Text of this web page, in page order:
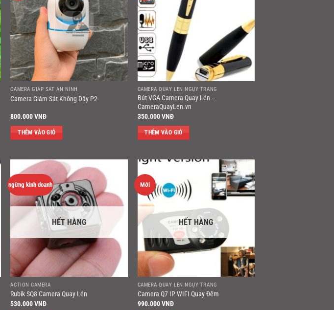
CAMERA GIÁP SÁT AN NINH
Camera Giám Sát Không Dây P2
800.000VNĐ
THÊM VÀO GIỎ
CAMERA QUAY LÉN NGỤY TRANG
Bút VGA Camera Quay Lén –
CameraQuayLen.vn
350.000VNĐ
THÊM VÀO GIỎ
ngừng kinh doanh
HẾT HÀNG
ACTION CAMERA
Rubik SQ8 Camera Quay Lén
530.000VNĐ
Mới
HẾT HÀNG
CAMERA QUAY LÉN NGỤY TRANG
Camera Q7 IP WIFI Quay Đêm
990.000VNĐ